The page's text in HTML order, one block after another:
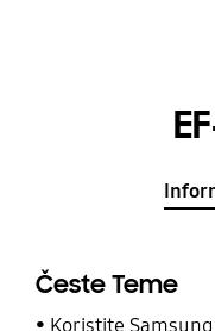
Česte Teme
Koristite